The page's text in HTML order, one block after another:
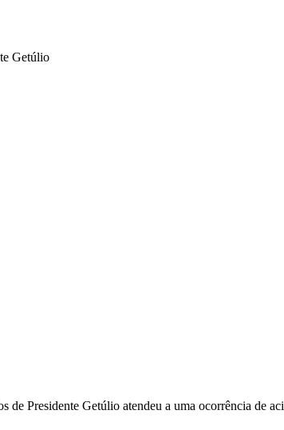
Presidente Getúlio atendeu a uma ocorrência de